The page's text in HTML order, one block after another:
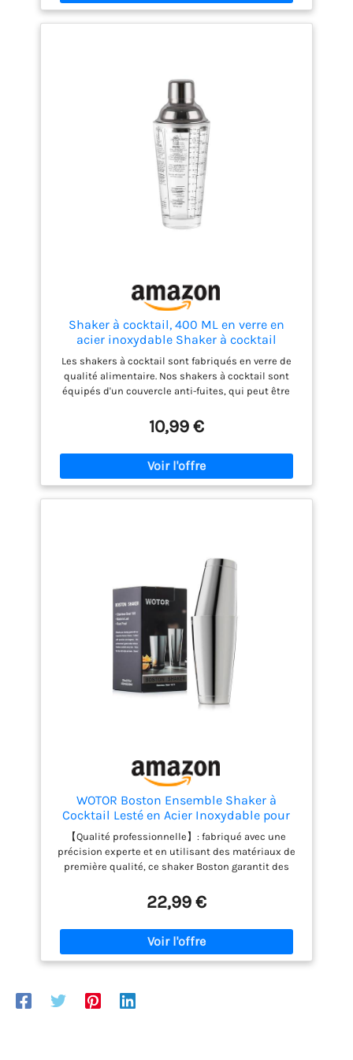
whisky, la vodka, la
tequila, le gin, le rhum, le
plus.C'est le kit de mixage
parfait pour réaliser des
recettes de cocktails
【Ensemble Cadeau】 Kit
cocktail shaker et
accessoires Un cadeau
idéal pour le cocktail ami
aimant ou mixologue ou
un membre de la famille.
Également le cadeau
Nouvel An, anniversaire,
Saint-Valentin, mariage,
fête, etc.
Shaker à cocktail, 400 ML en verre en
acier inoxydable Shaker à cocktail
Martini Shaker à agiter + Mixeur avec
tamis Mixeur à cocktail, accessoires de
bar
Les shakers à cocktail sont fabriqués en verre de
qualité alimentaire. Nos shakers à cocktail sont
équipés d'un couvercle anti-fuites, qui peut être
se caractérisent par des propriétés durables,
résistantes à la rouille et à la corrosion. Le petit
ensemble de shaker à cocktail contient un shaker,
une passoire, un couvercle. Conçu pour l'ergonomie,
plus de bords de poignée tranchants. Taille
pratique pour une utilisation à une main, profitez
spiritueux, y compris : whisky, vodka, scotch, gin,
tequila, rhum, brandy, Apple Martini ou Long Island
Iced Tea et plus encore. Les shakers à cocktail sont
indispensables pour le bar de la maison et sont
donc parfaits comme cadeau de pendaison de
crémaillère, cadeau de mariage et cadeau pour le
premier appartement ou les nouveaux diplômés
universitaires.
10,99 €
WOTOR Boston Ensemble Shaker à
Cocktail Lesté en Acier Inoxydable pour
Barman 530 ml et 830 ml, Shaker à
Martini en Métal, Outils de Bar
Professionnels (Argenté)
【Qualité professionnelle】: fabriqué avec une
précision experte et en utilisant des matériaux de
première qualité, ce shaker Boston garantit des
mixologiques qui impressionneront même les
barmen et les amateurs de cocktails les plus
exigeants. 【Construction en deux pièces】: conçu
avec une construction méticuleuse en deux pièces,
cet ensemble shaker Boston comprend une grande
vos cocktails, boissons et spiritueux classiques
22,99 €